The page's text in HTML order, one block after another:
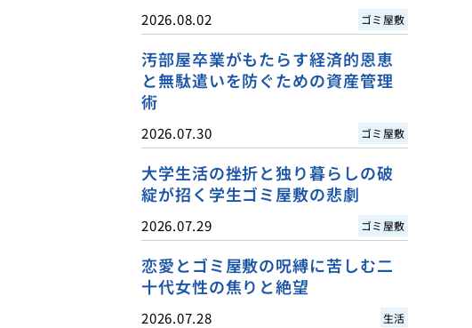
2026.08.02 ゴミ屋敷
汚部屋卒業がもたらす経済的恩恵
と無駄遣いを防ぐための資産管理
術
2026.07.30 ゴミ屋敷
大学生活の挫折と独り暮らしの破
綻が招く学生ゴミ屋敷の悲劇
2026.07.29 ゴミ屋敷
恋愛とゴミ屋敷の呪縛に苦しむ二
十代女性の焦りと絶望
2026.07.28 生活